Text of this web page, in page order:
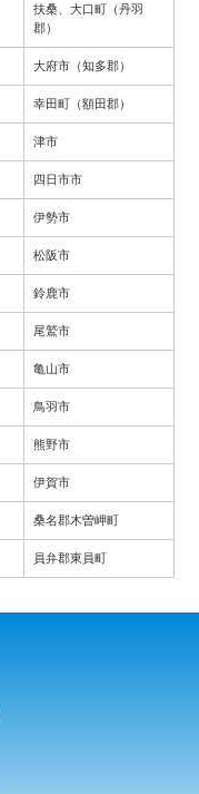
扶桑、大口町（丹羽
郡）
大府市（知多郡）
幸田町（額田郡）
津市
四日市市
伊勢市
松阪市
鈴鹿市
尾鷲市
亀山市
鳥羽市
熊野市
伊賀市
桑名郡木曽岬町
員弁郡東員町